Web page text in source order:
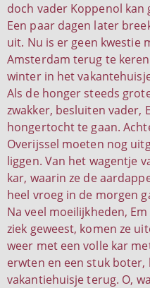
doch vader Koppenol
Een paar dagen later
uit. Nu is er geen kwestie
Amsterdam terug te
winter in het
Als de honger steeds
zwakker, besluiten vader,
hongertocht te gaan.
Overijssel moeten nog
liggen. Van het wagentje
kar, waarin ze de
heel vroeg in de morgen
Na veel moeilijkheden,
ziek geweest, komen ze
weer met een volle kar
erwten en een stuk
vakantiehuisje terug. O,